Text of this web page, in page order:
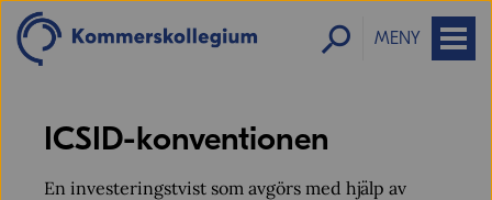
MENY
ICSID-konventionen
En investeringstvist som avgörs med hjälp av